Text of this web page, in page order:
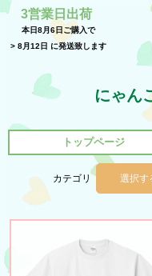
3営業日出荷
本日8月6日 ご購入で
> 8月12日 に発送致します
にゃん
トップページ
カテゴリ